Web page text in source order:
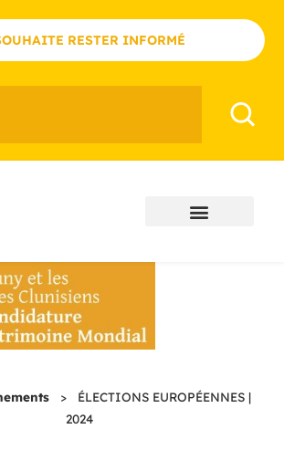
RESTER INFORMÉ
>
ÉLECTIONS EUROPÉENNES |
2024